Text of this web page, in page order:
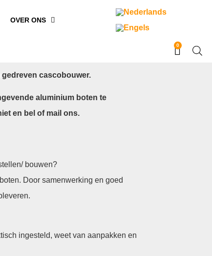
OVER ONS
0
cascobouwer.
aluminium boten te
en bel of mail ons.
bouwen?
Door samenwerking en goed
ingesteld, weet van aanpakken en